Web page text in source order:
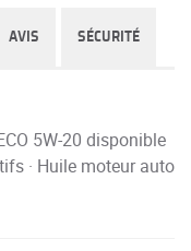
AVIS SÉCURITÉ
5W-20 disponible
· Huile moteur auto